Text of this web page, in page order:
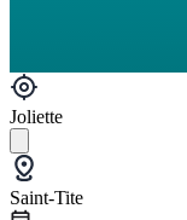
Joliette
Saint-Tite